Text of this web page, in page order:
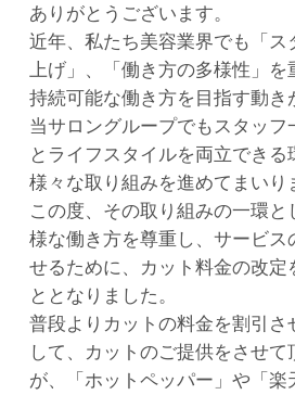
ありがとうございます。
近年、私たち美容業界でも「ス
上げ」、「働き方の多様性」
持続可能な働き方を目指す動き
当サロングループでもスタッ
とライフスタイルを両立できる
様々な取り組みを進めてまいり
この度、その取り組みの一環と
様な働き方を尊重し、サービス
せるために、カット料金の改定
ととなりました。
普段よりカットの料金を割引さ
して、カットのご提供をさせて
が、「ホットペッパー」や「楽